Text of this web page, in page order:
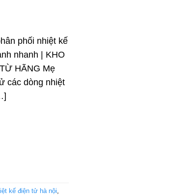
phối nhiệt kế
nhanh | KHO
HÃNG Mẹ
các dòng nhiệt
kế điện tử hà nội